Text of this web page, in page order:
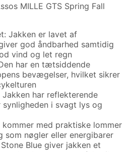
MILLE GTS Spring Fall
Jakken er lavet af
god åndbarhed samtidig
vind og let regn
har en tætsiddende
bevægelser, hvilket sikrer
har reflekterende
i svagt lys og
med praktiske lommer
som nøgler eller energibarer
Blue giver jakken et